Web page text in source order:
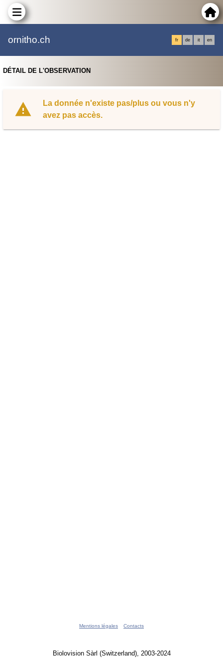
ornitho.ch fr de it en
DÉTAIL DE L'OBSERVATION
La donnée n'existe pas/plus ou vous n'y
avez pas accès.
Mentions légales Contacts
Biolovision Sàrl (Switzerland), 2003-2024